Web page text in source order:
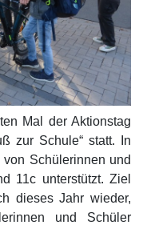
Mal der Aktionstag
zur Schule“ statt. In
Schülerinnen und
11c unterstützt. Ziel
dieses Jahr wieder,
und Schüler